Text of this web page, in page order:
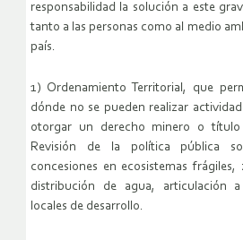
responsabilidad la solución a este
tanto a las personas como al medio
país.
1) Ordenamiento Territorial, que
dónde no se pueden realizar
otorgar un derecho minero o título
Revisión de la política pública
concesiones en ecosistemas
distribución de agua, articulación
locales de desarrollo.